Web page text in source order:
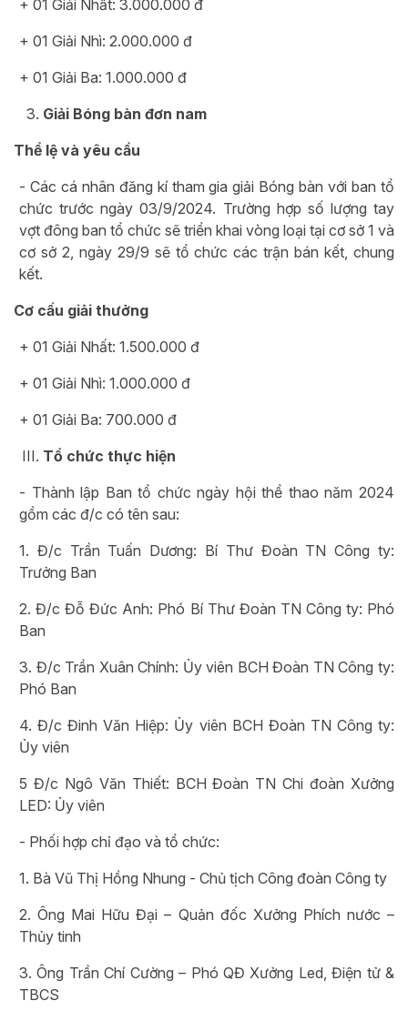
+ 01 Giải Nhất: 3.000.000 đ
+ 01 Giải Nhì: 2.000.000 đ
+ 01 Giải Ba: 1.000.000 đ
Giải Bóng bàn đơn nam
Thể lệ và yêu cầu
- Các cá nhân đăng kí tham gia giải Bóng bàn với ban tổ
chức trước ngày 03/9/2024. Trường hợp số lượng tay
vợt đông ban tổ chức sẽ triển khai vòng loại tại cơ sở 1 và
cơ sở 2, ngày 29/9 sẽ tổ chức các trận bán kết, chung
kết.
Cơ cấu giải thưởng
+ 01 Giải Nhất: 1.500.000 đ
+ 01 Giải Nhì: 1.000.000 đ
+ 01 Giải Ba: 700.000 đ
Tổ chức thực hiện
- Thành lập Ban tổ chức ngày hội thể thao năm 2024
gồm các đ/c có tên sau:
1. Đ/c Trần Tuấn Dương: Bí Thư Đoàn TN Công ty:
Trưởng Ban
2. Đ/c Đỗ Đức Anh: Phó Bí Thư Đoàn TN Công ty: Phó
Ban
3. Đ/c Trần Xuân Chính: Ủy viên BCH Đoàn TN Công ty:
Phó Ban
4. Đ/c Đinh Văn Hiệp: Ủy viên BCH Đoàn TN Công ty:
Ủy viên
5 Đ/c Ngô Văn Thiết: BCH Đoàn TN Chi đoàn Xưởng
LED: Ủy viên
- Phối hợp chỉ đạo và tổ chức:
1. Bà Vũ Thị Hồng Nhung - Chủ tịch Công đoàn Công ty
2. Ông Mai Hữu Đại – Quản đốc Xưởng Phích nước –
Thủy tinh
3. Ông Trần Chí Cường – Phó QĐ Xưởng Led, Điện tử &
TBCS